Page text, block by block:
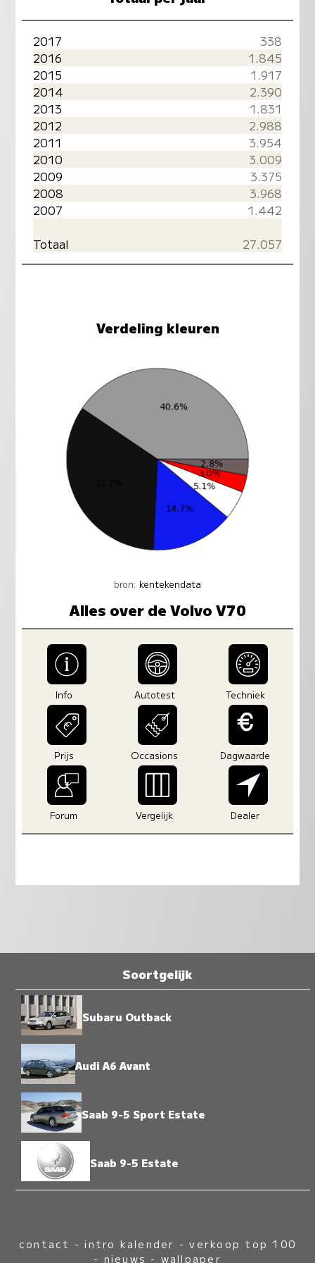
2017
338
2016
1.845
2015
1.917
2014
2.390
2013
1.831
2012
2.988
2011
3.954
2010
3.009
2009
3.375
2008
3.968
2007
1.442
Totaal
27.057
Verdeling kleuren
bron: kentekendata
Alles over de Volvo V70
Info Autotest Techniek
Prijs Occasions Dagwaarde
Forum Vergelijk Dealer
Soortgelijk
Subaru Outback
Audi A6 Avant
Saab 9-5 Sport Estate
Saab 9-5 Estate
contact -intro kalender -verkoop top 100
- nieuws - wallpaper